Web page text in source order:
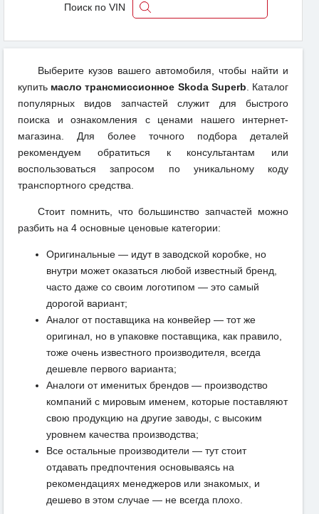
Поиск по VIN
Выберите кузов вашего автомобиля, чтобы найти и
купить масло трансмиссионное Skoda Superb . Каталог
популярных видов запчастей служит для быстрого
поиска и ознакомления с ценами нашего интернет-
магазина. Для более точного подбора деталей
рекомендуем обратиться к консультантам или
воспользоваться запросом по уникальному коду
транспортного средства.
Стоит помнить, что большинство запчастей можно
разбить на 4 основные ценовые категории:
Оригинальные — идут в заводской коробке, но
внутри может оказаться любой известный бренд,
часто даже со своим логотипом — это самый
дорогой вариант;
Аналог от поставщика на конвейер — тот же
оригинал, но в упаковке поставщика, как правило,
тоже очень известного производителя, всегда
дешевле первого варианта;
Аналоги от именитых брендов — производство
компаний с мировым именем, которые поставляют
свою продукцию на другие заводы, с высоким
уровнем качества производства;
Все остальные производители — тут стоит
отдавать предпочтения основываясь на
рекомендациях менеджеров или знакомых, и
дешево в этом случае — не всегда плохо.